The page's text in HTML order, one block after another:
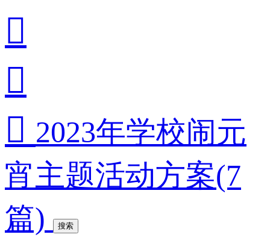


 2023年学校闹元
宵主题活动方案(7
篇)
搜索